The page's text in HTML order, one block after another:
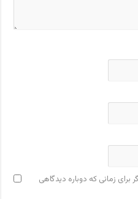
برای زمانی که دوباره دیدگاهی